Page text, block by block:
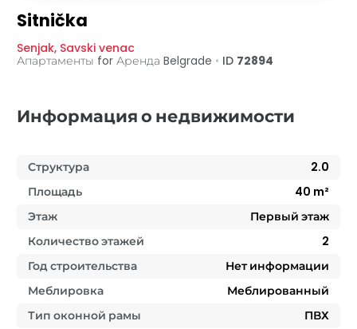
Sitnička
Senjak, Savski venac
Апартаменты for Аренда Belgrade • ID 72894
Информация о недвижимости
Структура
2.0
Площадь
40 m²
Этаж
Первый этаж
Количество этажей
2
Год строительства
Нет информации
Меблировка
Меблированный
Тип оконной рамы
ПВХ